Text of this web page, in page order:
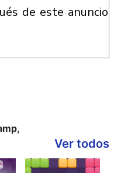
de este anuncio
Ver todos